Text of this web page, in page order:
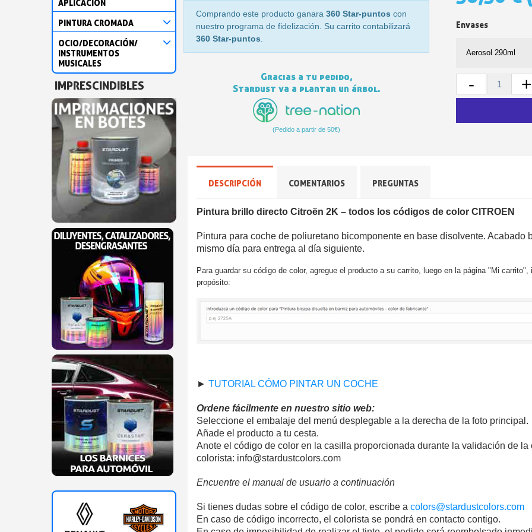
Comparte tus
Gana puntos de
5 € de
Paga en 4 plazos sin
Devuelve los
Cupón de 10 €
APLICACIÓN
PINTURA CROMADA
OCIO/DECORACIÓN/
INSTRUMENTOS
MUSICALES
IMPRESCINDIBLES
Comprando este producto ganara 360 Star-puntos con
nuestro programa de fidelización. Su carrito contabilizará
360 Star-puntos
Gracias a tu pedido,
Stardust va a plantar un árbol.
(Pedido a partir de 50€)
Envases
- +
DESCRIPCIÓN COMENTARIOS PREGUNTAS
Pintura brillo directo Citroën 2K – todos los códigos de color CITROEN
Pintura para coche de poliuretano bicomponente en base disolvente. Acabado
mismo día para entrega al día siguiente.
Para guardar su código de color, agregue el producto a su carrito, luego en la página "Mi
propósito:
► TUTORIAL CÓMO PINTAR UN COCHE
Ordene fácilmente en nuestro sitio web:
Seleccione el embalaje del menú desplegable a la derecha de la foto principal.
Añade el producto a tu cesta.
Anote el código de color en la casilla proporcionada durante la validación de
colorista: info@stardustcolors.com
Encuentre el manual de usuario a continuación
Si tienes dudas sobre el código de color, escribe a colors@stardustcolors.com
En caso de código incorrecto, el colorista se pondrá en contacto contigo.